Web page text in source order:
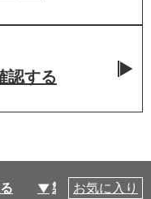
認する
製品仕様
お気に入り